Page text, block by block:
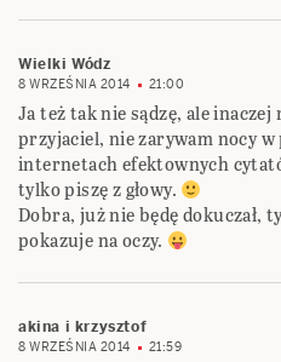
Wielki Wódz
8 WRZEŚNIA 2014 21:00
Ja też tak nie sądzę, ale
przyjaciel, nie zarywam nocy
internetach efektownych
tylko piszę z głowy.
Dobra, już nie będę dokuczał,
pokazuje na oczy.
akina i krzysztof
8 WRZEŚNIA 2014 21:59